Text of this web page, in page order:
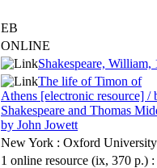
EB
ONLINE
Shakespeare, William,
The life of Timon of
Athens [electronic resource] /
Shakespeare and Thomas
by John Jowett
New York : Oxford University
1 online resource (ix, 370 p.)